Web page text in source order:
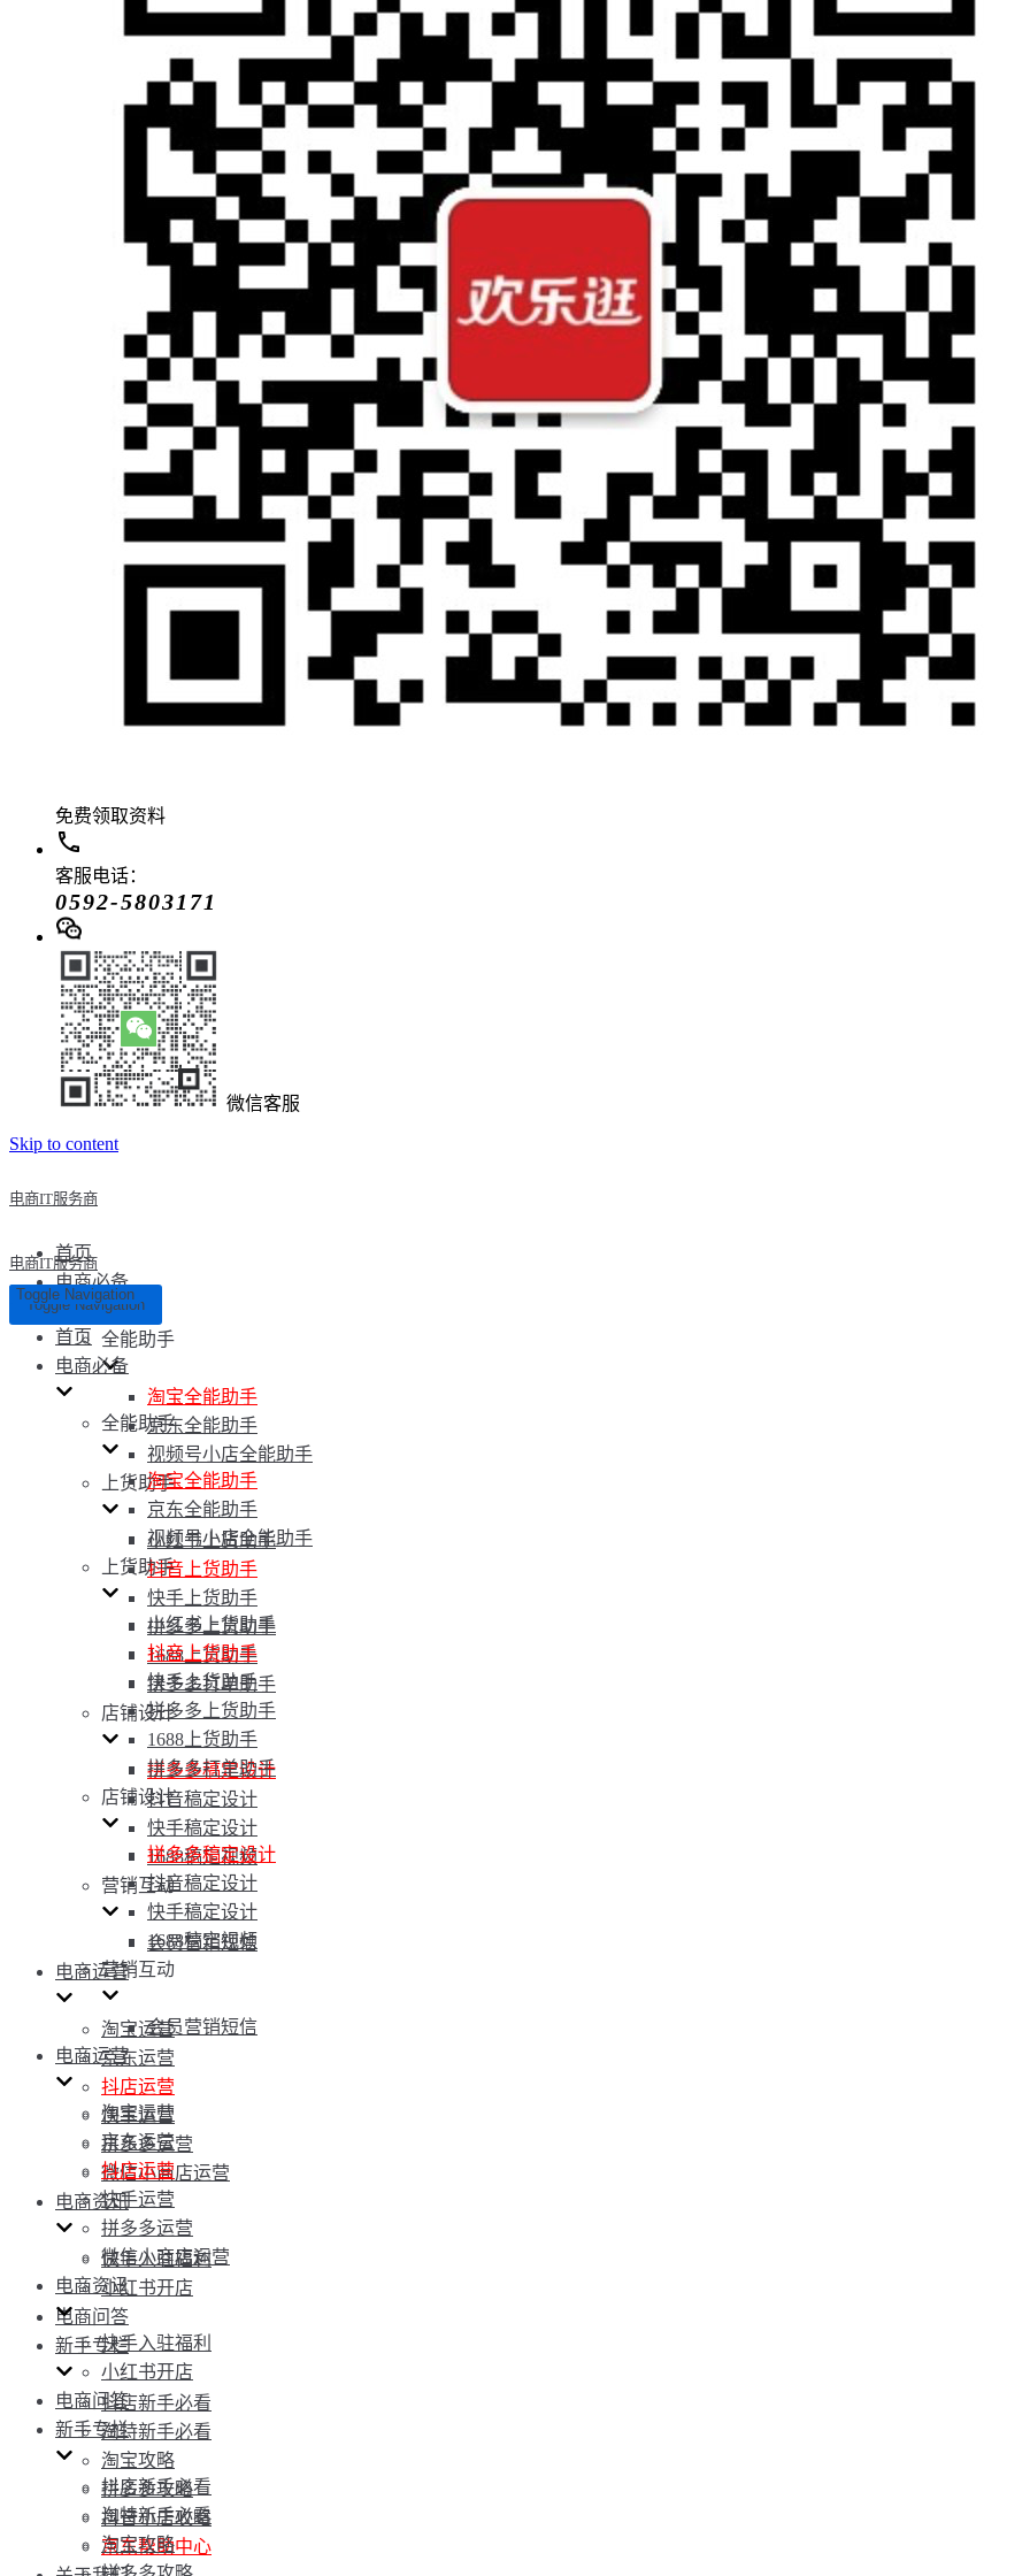
免费领取资料
客服电话：
0592-5803171
微信客服
Skip to content
电商IT服务商
首页
电商必备
全能助手
淘宝全能助手
京东全能助手
视频号小店全能助手
上货助手
小红书上货助手
抖音上货助手
快手上货助手
拼多多上货助手
1688上货助手
拼多多打单助手
店铺设计
拼多多稿定设计
抖音稿定设计
快手稿定设计
1688稿定视频
营销互动
会员营销短信
电商运营
淘宝运营
京东运营
抖店运营
快手运营
拼多多运营
微信小商店运营
电商资讯
快手入驻福利
小红书开店
电商问答
新手专栏
抖店新手必看
淘特新手必看
淘宝攻略
拼多多攻略
抖音小店攻略
京东帮助中心
电商IT服务商
Toggle Navigation
Toggle Navigation
首页
电商必备
全能助手
淘宝全能助手
京东全能助手
视频号小店全能助手
上货助手
小红书上货助手
抖音上货助手
快手上货助手
拼多多上货助手
1688上货助手
拼多多打单助手
店铺设计
拼多多稿定设计
抖音稿定设计
快手稿定设计
1688稿定视频
营销互动
会员营销短信
电商运营
淘宝运营
京东运营
抖店运营
快手运营
拼多多运营
微信小商店运营
电商资讯
快手入驻福利
小红书开店
电商问答
新手专栏
抖店新手必看
淘特新手必看
淘宝攻略